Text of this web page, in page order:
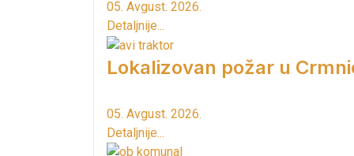
05. Avgust. 2026.
Detaljnije...
Lokalizovan požar u
05. Avgust. 2026.
Detaljnije...